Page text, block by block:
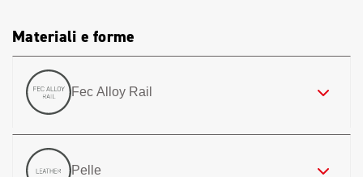
Materiali e forme
Fec Alloy Rail
Pelle